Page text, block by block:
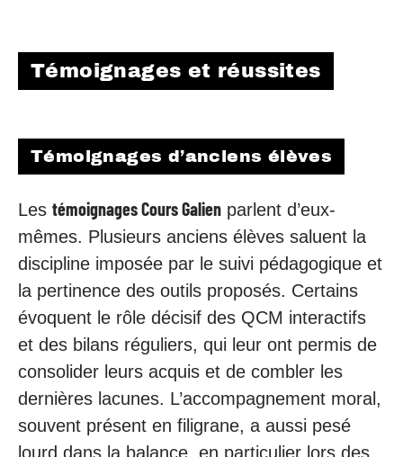
Témoignages et réussites
Témoignages d’anciens élèves
Les témoignages Cours Galien parlent d’eux-
mêmes. Plusieurs anciens élèves saluent la
discipline imposée par le suivi pédagogique et
la pertinence des outils proposés. Certains
évoquent le rôle décisif des QCM interactifs
et des bilans réguliers, qui leur ont permis de
consolider leurs acquis et de combler les
dernières lacunes. L’accompagnement moral,
souvent présent en filigrane, a aussi pesé
lourd dans la balance, en particulier lors des